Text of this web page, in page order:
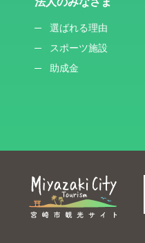
選ばれる理由
スポーツ施設
助成金